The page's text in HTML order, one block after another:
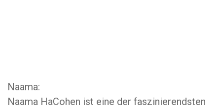
Naama:
Naama HaCohen ist eine der faszinierendsten